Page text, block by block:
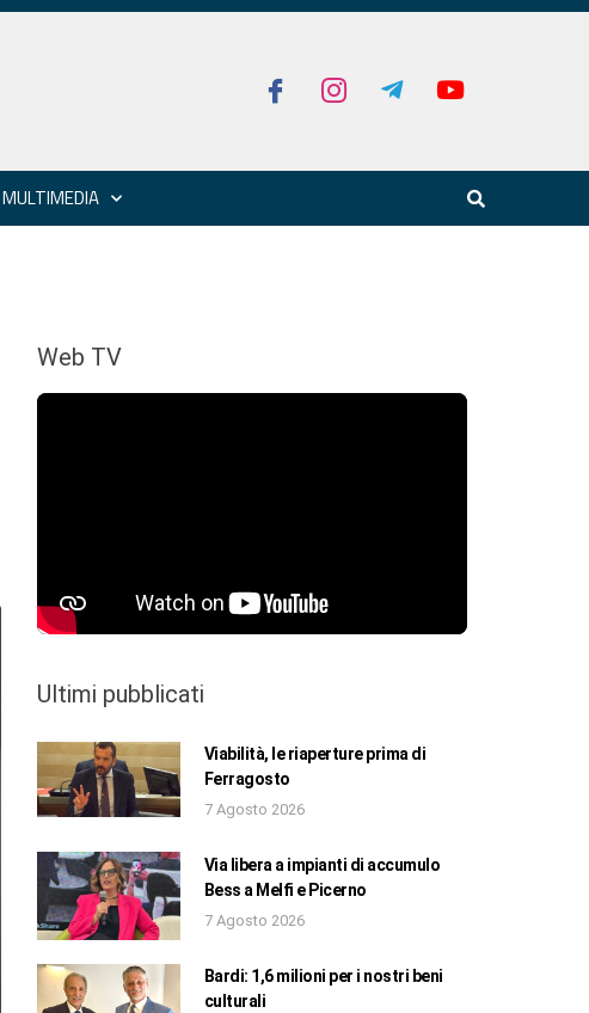
MULTIMEDIA
Web TV
Ultimi pubblicati
Viabilità, le riaperture prima di
Ferragosto
7 Agosto 2026
Via libera a impianti di accumulo
Bess a Melfi e Picerno
7 Agosto 2026
Bardi: 1,6 milioni per i nostri beni
culturali